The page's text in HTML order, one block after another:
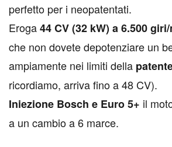
perfetto per i neopatentati.
Eroga44 CV (32 kW) a 6.500
che non dovete depotenziare un
ampiamente nei limiti della
ricordiamo, arriva fino a 48 CV).
Iniezione Bosch e Euro 5+ il
a un cambio a 6 marce.